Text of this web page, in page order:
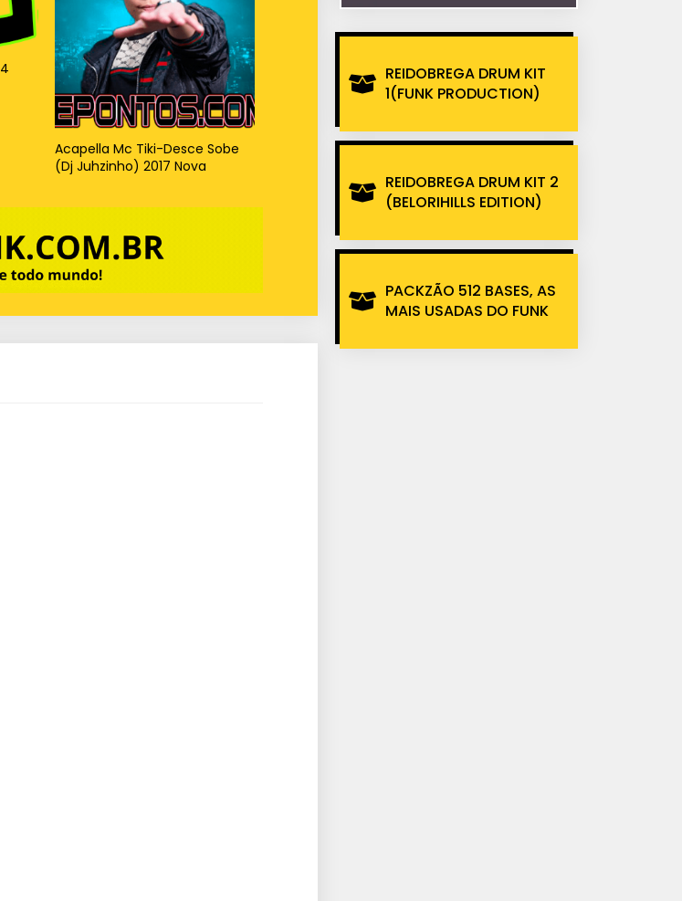
Acapella Mc Tiki-Desce Sobe
(Dj Juhzinho) 2017 Nova
REIDOBREGA DRUM KIT
1(FUNK PRODUCTION)
REIDOBREGA DRUM KIT 2
(BELORIHILLS EDITION)
PACKZÃO 512 BASES, AS
MAIS USADAS DO FUNK